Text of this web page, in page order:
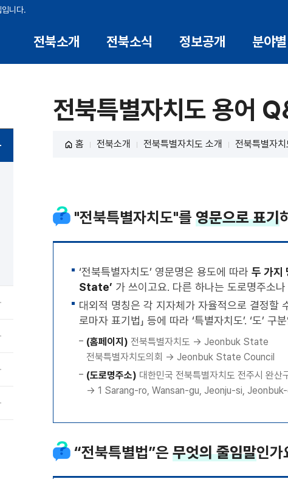
니다.
전북소개 전북소식 정보공개 분야
전북특별자치도 용어
홈 전북소개 전북특별자치도 소개
전북특별자
"전북특별자치도"를 영문으로 표기
‘전북특별자치도’ 영문명은 용도에 따라 두 가지
State’ 가 쓰이고요. 다른 하나는 도로명주소
대외적 명칭은 각 지자체가 자율적으로 결정할 수
로마자 표기법」 등에 따라 ‘특별자치도’. ‘도’
(홈페이지) 전북특별자치도 → Jeonbuk State
전북특별자치도의회 → Jeonbuk State Council
(도로명주소) 대한민국 전북특별자치도 전주시 완산
→ 1 Sarang-ro, Wansan-gu, Jeonju-si,
“전북특별법”은 무엇의 줄임말인가